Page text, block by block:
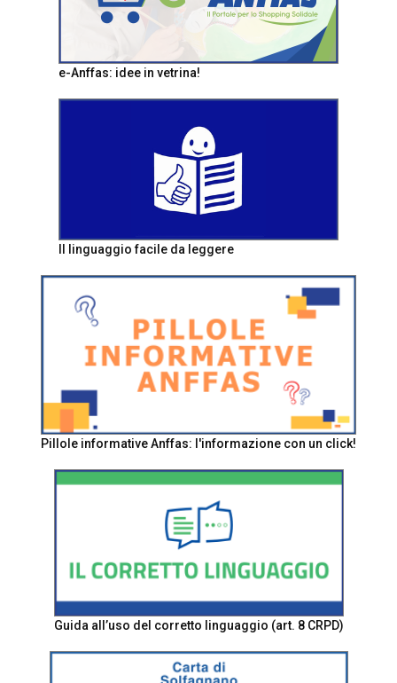
e-Anffas: idee in vetrina!
Il linguaggio facile da leggere
Pillole informative Anffas: l'informazione con un click!
Guida all’uso del corretto linguaggio (art. 8 CRPD)